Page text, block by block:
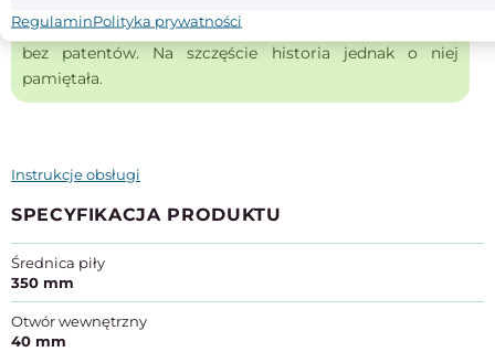
dzielenie się pomysłami i pozostawiali swoje wynalazki
bez patentów. Na szczęście historia jednak o niej
pamiętała.
Instrukcje obsługi
SPECYFIKACJA PRODUKTU
Średnica piły
350 mm
Otwór wewnętrzny
40 mm
RegulaminPolityka prywatności